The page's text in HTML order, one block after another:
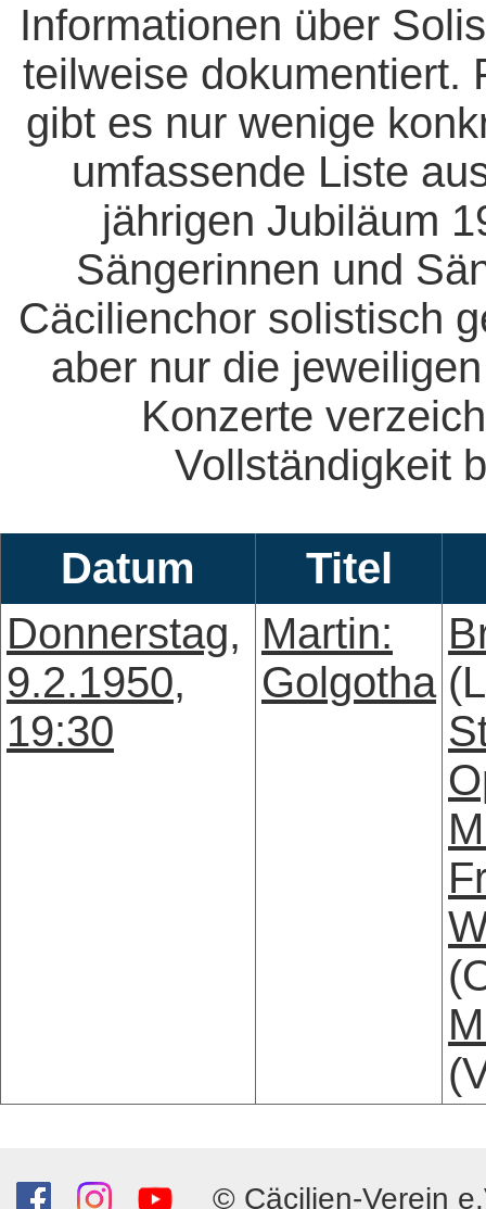
Informationen über
teilweise dokumentiert.
gibt es nur wenige
umfassende Liste
jährigen Jubiläum
Sängerinnen und
Cäcilienchor solistisch
aber nur die
Konzerte
Vollständigkeit
Datum
Titel
Donnerstag,
9.2.1950,
19:30
Martin:
Golgotha
© Cäcilien-Verein